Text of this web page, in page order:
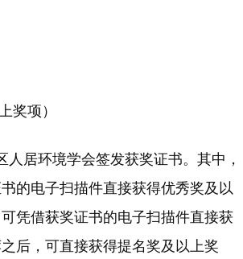
奖项）
居环境学会签发获奖证书。其中，
的电子扫描件直接获得优秀奖及以
凭借获奖证书的电子扫描件直接获
后，可直接获得提名奖及以上奖